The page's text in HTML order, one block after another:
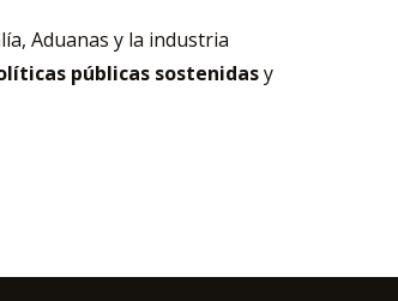
Aduanas y la industria
públicas sostenidasy